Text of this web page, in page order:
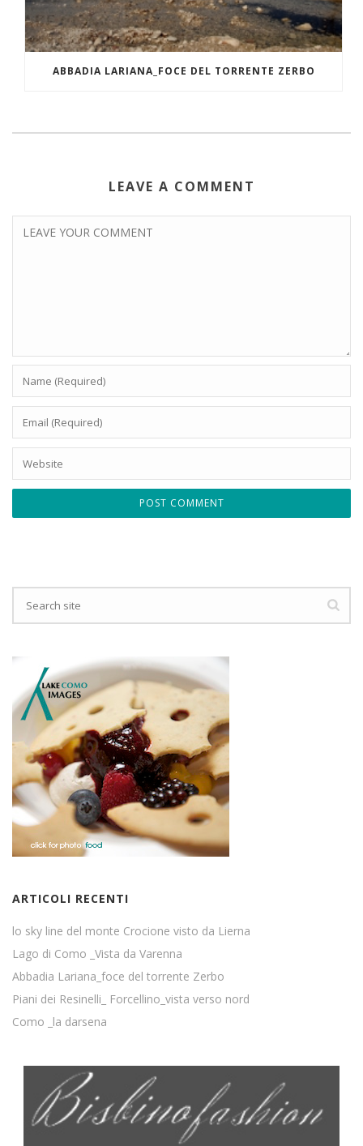
ABBADIA LARIANA_FOCE DEL TORRENTE ZERBO
LEAVE A COMMENT
ARTICOLI RECENTI
lo sky line del monte Crocione visto da Lierna
Lago di Como _Vista da Varenna
Abbadia Lariana_foce del torrente Zerbo
Piani dei Resinelli_ Forcellino_vista verso nord
Como _la darsena